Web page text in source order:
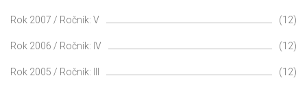
Rok 2007 / Ročník: V (12)
Rok 2006 / Ročník: IV (12)
Rok 2005 / Ročník: III (12)